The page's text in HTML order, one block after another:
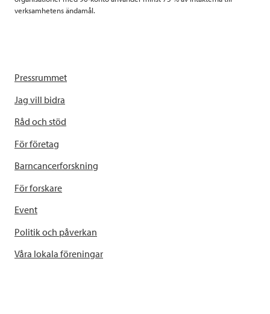
verksamhetens ändamål.
Pressrummet
Jag vill bidra
Råd och stöd
För företag
Barncancerforskning
För forskare
Event
Politik och påverkan
Våra lokala föreningar